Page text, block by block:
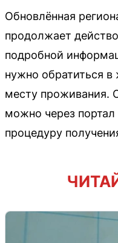
Обновлённая
продолжает
подробной
нужно обратиться
месту проживания.
можно через портал
процедуру